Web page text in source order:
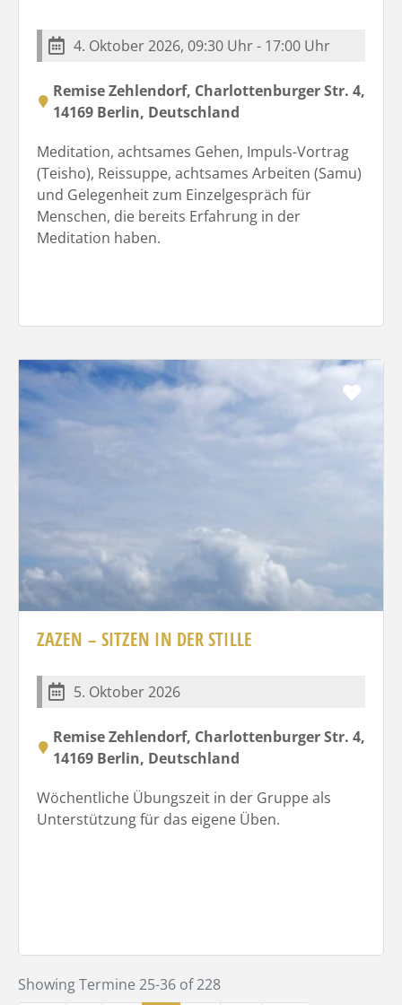
4. Oktober 2026, 09:30 Uhr - 17:00 Uhr
Remise Zehlendorf, Charlottenburger Str. 4,
14169 Berlin, Deutschland
Meditation, achtsames Gehen, Impuls-Vortrag
(Teisho), Reissuppe, achtsames Arbeiten (Samu)
und Gelegenheit zum Einzelgespräch für
Menschen, die bereits Erfahrung in der
Meditation haben.
ZAZEN – SITZEN IN DER STILLE
5. Oktober 2026
Remise Zehlendorf, Charlottenburger Str. 4,
14169 Berlin, Deutschland
Wöchentliche Übungszeit in der Gruppe als
Unterstützung für das eigene Üben.
Showing Termine 25-36 of 228